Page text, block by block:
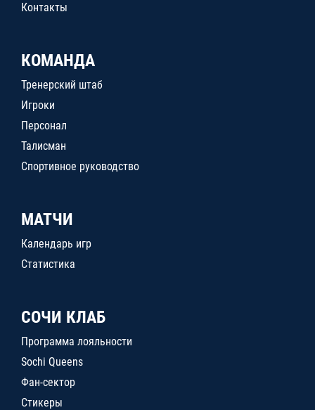
Контакты
КОМАНДА
Тренерский штаб
Игроки
Персонал
Талисман
Спортивное руководство
МАТЧИ
Календарь игр
Статистика
СОЧИ КЛАБ
Программа лояльности
Sochi Queens
Фан-сектор
Стикеры